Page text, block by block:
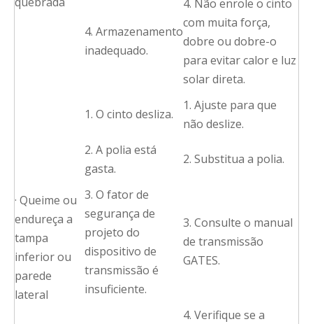
4. Armazenamento
inadequado.
4. Não enrole o cinto
com muita força,
dobre ou dobre-o
para evitar calor e luz
solar direta.
· Queime ou
endureça a
tampa
inferior ou
parede
lateral
1. O cinto desliza.
1. Ajuste para que
não deslize.
2. A polia está
gasta.
2. Substitua a polia.
3. O fator de
segurança de
projeto do
dispositivo de
transmissão é
insuficiente.
3. Consulte o manual
de transmissão
GATES.
4. Verifique se a